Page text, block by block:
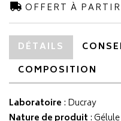
OFFERT À
DÉTAILS
COMPOSITION
Laboratoire : Ducray